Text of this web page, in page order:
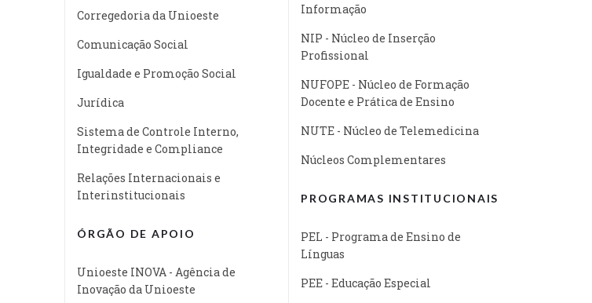
Corregedoria da Unioeste
Comunicação Social
Igualdade e Promoção Social
Jurídica
Sistema de Controle Interno,
Integridade e Compliance
Relações Internacionais e
Interinstitucionais
ÓRGÃO DE APOIO
Unioeste INOVA - Agência de
Inovação da Unioeste
Informação
NIP - Núcleo de Inserção
Profissional
NUFOPE - Núcleo de Formação
Docente e Prática de Ensino
NUTE - Núcleo de Telemedicina
Núcleos Complementares
PROGRAMAS INSTITUCIONAIS
PEL - Programa de Ensino de
Línguas
PEE - Educação Especial